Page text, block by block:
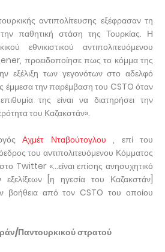
αντιπολίτευσης εξέφρασαν τη
παθητική στάση της Τουρκίας. Η
εθνικιστικού αντιπολιτευόμενου
προειδοποίησε πως το κόμμα της
εξέλιξη των γεγονότων στο αδελφό
έμμεσα την παρέμβαση του CSTO όταν
της είναι να διατηρήσει την
του Καζακστάν».
Αχμέτ Νταβούτογλου , επί του
του αντιπολιτευόμενου Κόμματος
Twitter «...είναι επίσης ανησυχητικό
[η ηγεσία του Καζακστάν]
βοήθεια από τον CSTO του οποίου
Παντουρκικού στρατού